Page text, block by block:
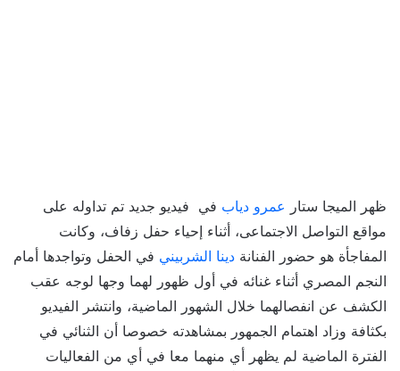
ظهر الميجا ستار عمرو دياب في فيديو جديد تم تداوله على
مواقع التواصل الاجتماعى، أثناء إحياء حفل زفاف، وكانت
المفاجأة هو حضور الفنانة دينا الشربيني في الحفل وتواجدها أمام
النجم المصري أثناء غنائه في أول ظهور لهما وجها لوجه عقب
الكشف عن انفصالهما خلال الشهور الماضية، وانتشر الفيديو
بكثافة وزاد اهتمام الجمهور بمشاهدته خصوصا أن الثنائي في
الفترة الماضية لم يظهر أي منهما معا في أي من الفعاليات